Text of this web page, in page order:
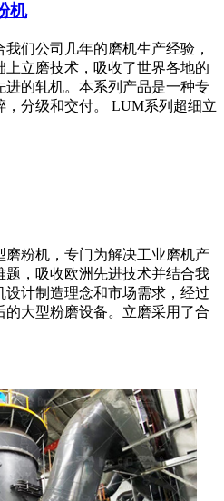
机
们公司几年的磨机生产经验，
上立磨技术，吸收了世界各地的
进的轧机。本系列产品是一种专
，分级和交付。 LUM系列超细立
磨粉机，专门为解决工业磨机产
题，吸收欧洲先进技术并结合我
设计制造理念和市场需求，经过
的大型粉磨设备。立磨采用了合